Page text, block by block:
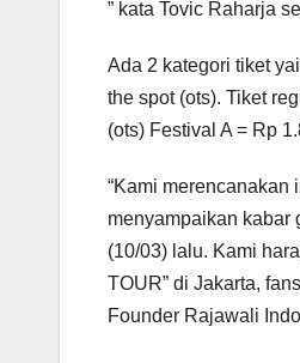
” kata Tovic Raharja
Ada 2 kategori tiket
the spot (ots). Tiket
(ots) Festival A = Rp
“Kami merencanakan
menyampaikan kabar
(10/03) lalu. Kami
TOUR” di Jakarta,
Founder Rajawali